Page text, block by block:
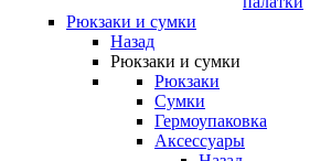
Рюкзаки и сумки
Назад
Рюкзаки и сумки
Рюкзаки
Сумки
Гермоупаковка
Аксессуары